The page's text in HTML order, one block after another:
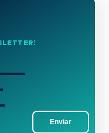
Enviar